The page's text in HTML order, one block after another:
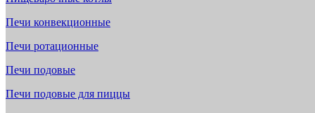
Печи конвекционные
Печи ротационные
Печи подовые
Печи подовые для пиццы